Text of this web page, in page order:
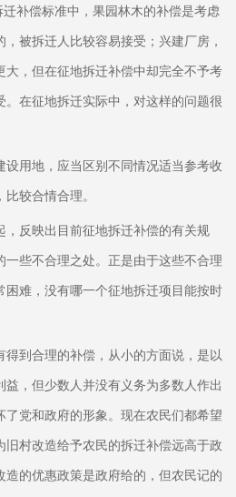
偿标准中，果园林木的补偿是考虑
被拆迁人比较容易接受；兴建厂房，
大，但在征地拆迁补偿中却完全不予考
。在征地拆迁实际中，对这样的问题很
用地，应当区别不同情况适当参考收
比较合情合理。
反映出目前征地拆迁补偿的有关规
一些不合理之处。正是由于这些不合理
困难，没有哪一个征地拆迁项目能按时
到合理的补偿，从小的方面说，是以
益，但少数人并没有义务为多数人作出
了党和政府的形象。现在农民们都希望
旧村改造给予农民的拆迁补偿远高于政
造的优惠政策是政府给的，但农民记的